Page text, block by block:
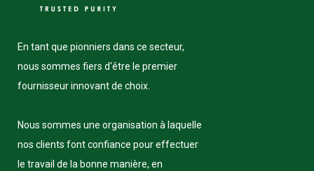
En tant que pionniers dans ce secteur,
nous sommes fiers d'être le premier
fournisseur innovant de choix.
Nous sommes une organisation à laquelle
nos clients font confiance pour effectuer
le travail de la bonne manière, en